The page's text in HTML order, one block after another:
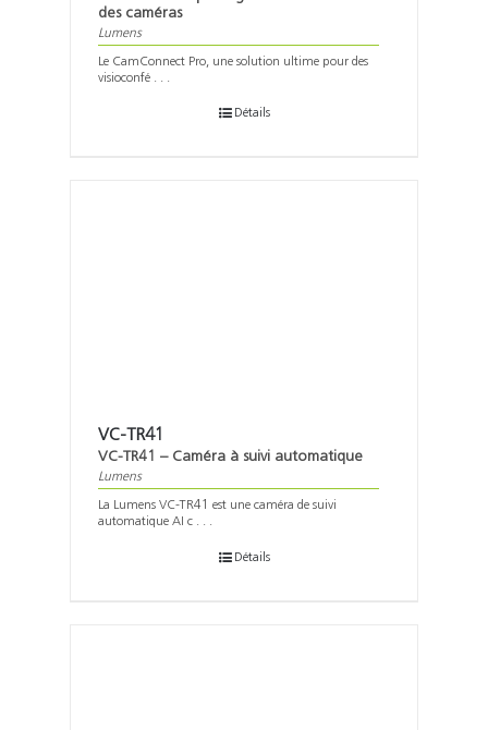
des caméras
Lumens
Le CamConnect Pro, une solution ultime pour des
visioconfé . . .
Détails
VC-TR41
VC-TR41 – Caméra à suivi automatique
Lumens
La Lumens VC-TR41 est une caméra de suivi
automatique AI c . . .
Détails